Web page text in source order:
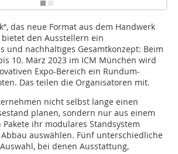
das neue Format aus dem Handwerk
den Ausstellern ein
und nachhaltiges Gesamtkonzept: Beim
10. März 2023 im ICM München wird
Expo-Bereich ein Rundum-
Das teilen die Organisatoren mit.
nicht selbst lange einen
planen, sondern nur aus einem
ihr modulares Standsystem
auswählen. Fünf unterschiedliche
bei denen Ausstattung,